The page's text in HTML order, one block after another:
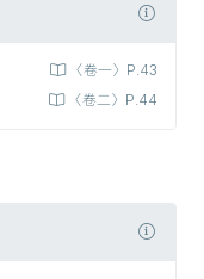
〈卷一〉P.43
〈卷二〉P.44